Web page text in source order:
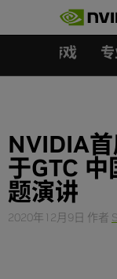
游戏
NVIDIA
于GTC
题演讲
2020年12月9日 作者